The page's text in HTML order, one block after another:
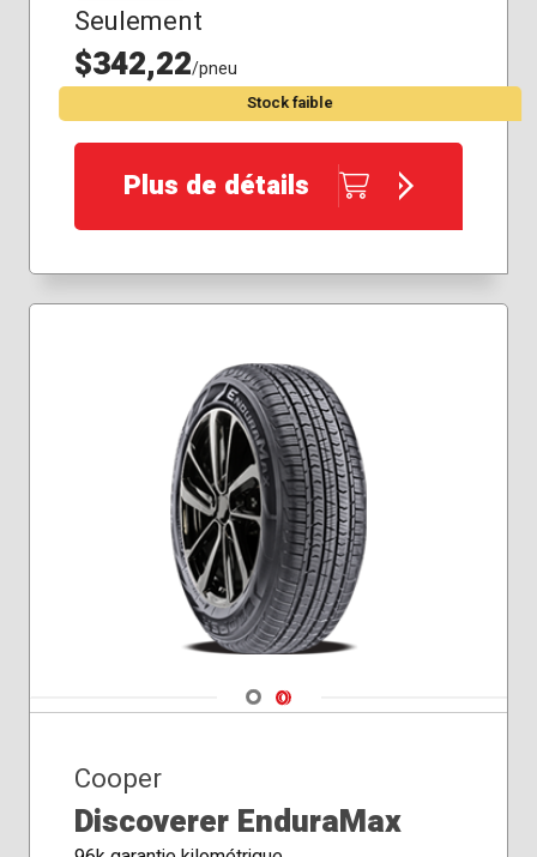
Seulement
$342,22/pneu
Stock faible
Plus de détails
Navigate 1
Navigate 2
Cooper
Discoverer EnduraMax